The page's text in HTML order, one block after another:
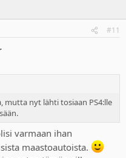
#11
mutta nyt lähti tosiaan PS4:lle
varmaan ihan
maastoautoista.